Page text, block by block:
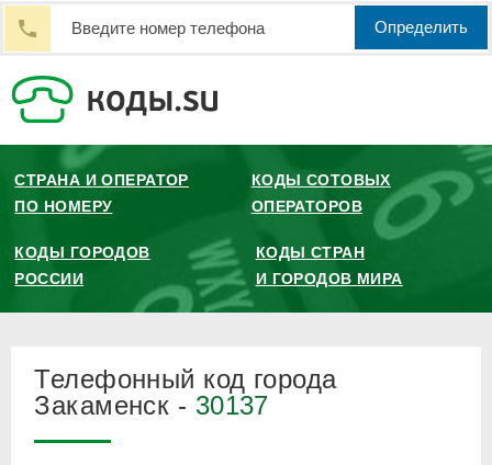
Определить
СТРАНА И ОПЕРАТОР
ПО НОМЕРУ
КОДЫ СОТОВЫХ
ОПЕРАТОРОВ
КОДЫ ГОРОДОВ
РОССИИ
КОДЫ СТРАН
И ГОРОДОВ МИРА
Телефонный код города
Закаменск - 30137